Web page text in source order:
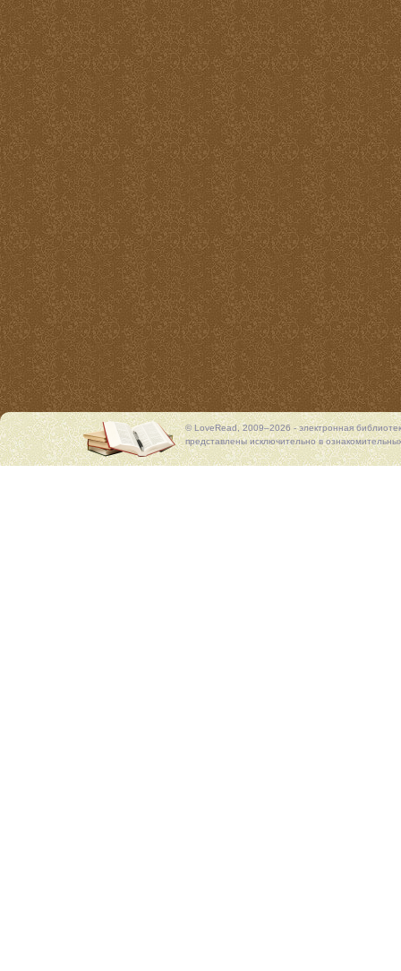
© LoveRead, 2009–2026 - электронная
представлены исключительно в